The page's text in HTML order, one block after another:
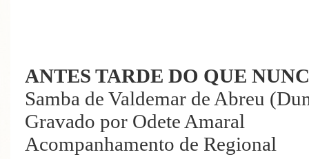
ANTES TARDE DO QUE
Samba de Valdemar de Abreu
Gravado por Odete Amaral
Acompanhamento de Regional